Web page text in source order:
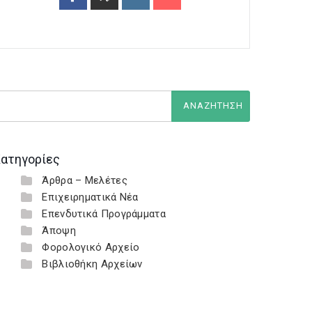
Άρθρα – Μελέτες
Επιχειρηματικά Νέα
Επενδυτικά Προγράμματα
Άποψη
Φορολογικό Αρχείο
Βιβλιοθήκη Αρχείων